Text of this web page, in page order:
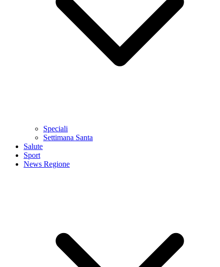
Speciali
Settimana Santa
Salute
Sport
News Regione